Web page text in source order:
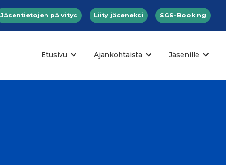
Jäsentietojen päivitys Liity jäseneksi SGS-Booking
Etusivu Ajankohtaista Jäsenille